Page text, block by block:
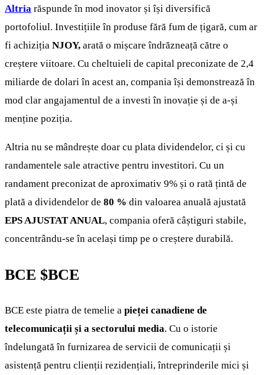
Altria răspunde în mod inovator și își diversifică
portofoliul. Investițiile în produse fără fum de țigară, cum ar
fi achiziția NJOY, arată o mișcare îndrăzneață către o
creștere viitoare. Cu cheltuieli de capital preconizate de 2,4
miliarde de dolari în acest an, compania își demonstrează în
mod clar angajamentul de a investi în inovație și de a-și
menține poziția.
Altria nu se mândrește doar cu plata dividendelor, ci și cu
randamentele sale atractive pentru investitori. Cu un
randament preconizat de aproximativ 9% și o rată țintă de
plată a dividendelor de 80 % din valoarea anuală ajustată
EPS AJUSTAT ANUAL, compania oferă câștiguri stabile,
concentrându-se în același timp pe o creștere durabilă.
BCE $BCE
BCE este piatra de temelie a pieței canadiene de
telecomunicații și a sectorului media. Cu o istorie
îndelungată în furnizarea de servicii de comunicații și
asistență pentru clienții rezidențiali, întreprinderile mici și